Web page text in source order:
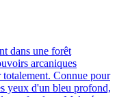
dans une forêt
arcaniques
totalement. Connue pour
yeux d'un bleu profond,